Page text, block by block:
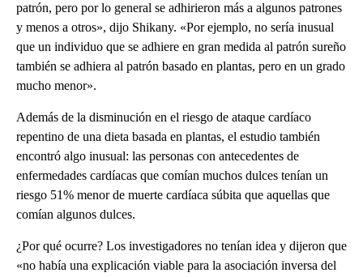
patrón, pero por lo general se adhirieron más a algunos patrones
y menos a otros», dijo Shikany. «Por ejemplo, no sería inusual
que un individuo que se adhiere en gran medida al patrón sureño
también se adhiera al patrón basado en plantas, pero en un grado
mucho menor».
Además de la disminución en el riesgo de ataque cardíaco
repentino de una dieta basada en plantas, el estudio también
encontró algo inusual: las personas con antecedentes de
enfermedades cardíacas que comían muchos dulces tenían un
riesgo 51% menor de muerte cardíaca súbita que aquellas que
comían algunos dulces.
¿Por qué ocurre? Los investigadores no tenían idea y dijeron que
«no había una explicación viable para la asociación inversa del